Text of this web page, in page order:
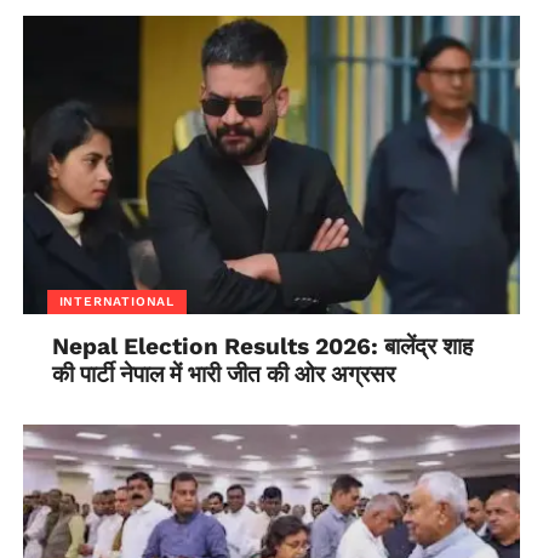
INTERNATIONAL
Nepal Election Results 2026: बालेंद्र शाह
की पार्टी नेपाल में भारी जीत की ओर अग्रसर